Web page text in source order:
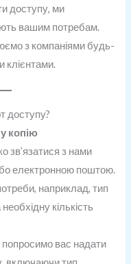
доступу, ми
вашим потребам.
з компаніями будь-
клієнтами.
доступу?
копію
зв’язатися з нами
електронною поштою.
наприклад, тип
кількість
вас надати